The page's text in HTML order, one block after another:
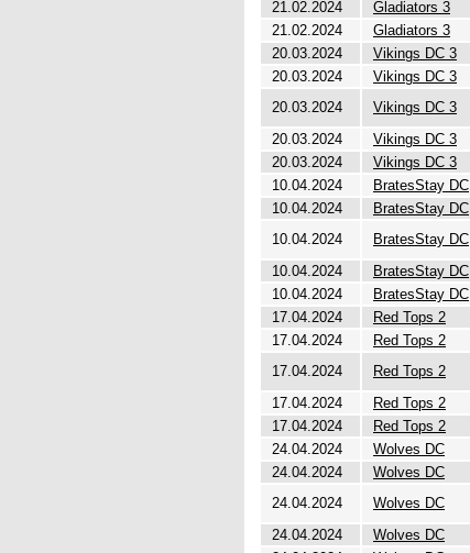
21.02.2024
Gladiators 3
21.02.2024
Gladiators 3
20.03.2024
Vikings DC 3
20.03.2024
Vikings DC 3
20.03.2024
Vikings DC 3
20.03.2024
Vikings DC 3
20.03.2024
Vikings DC 3
10.04.2024
BratesStay DC
10.04.2024
BratesStay DC
10.04.2024
BratesStay DC
10.04.2024
BratesStay DC
10.04.2024
BratesStay DC
17.04.2024
Red Tops 2
17.04.2024
Red Tops 2
17.04.2024
Red Tops 2
17.04.2024
Red Tops 2
17.04.2024
Red Tops 2
24.04.2024
Wolves DC
24.04.2024
Wolves DC
24.04.2024
Wolves DC
24.04.2024
Wolves DC